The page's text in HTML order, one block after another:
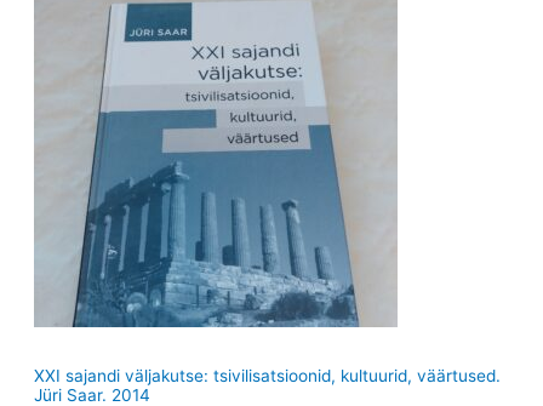
XXI sajandi väljakutse: tsivilisatsioonid, kultuurid, väärtused.
Jüri Saar. 2014